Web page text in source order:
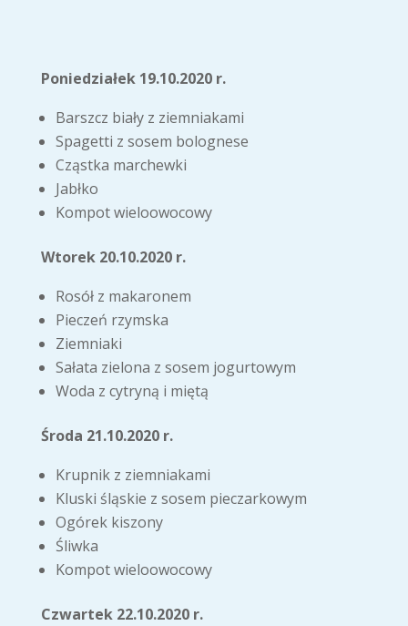
Poniedziałek 19.10.2020 r.
Barszcz biały z ziemniakami
Spagetti z sosem bolognese
Cząstka marchewki
Jabłko
Kompot wieloowocowy
Wtorek 20.10.2020 r.
Rosół z makaronem
Pieczeń rzymska
Ziemniaki
Sałata zielona z sosem jogurtowym
Woda z cytryną i miętą
Środa 21.10.2020 r.
Krupnik z ziemniakami
Kluski śląskie z sosem pieczarkowym
Ogórek kiszony
Śliwka
Kompot wieloowocowy
Czwartek 22.10.2020 r.